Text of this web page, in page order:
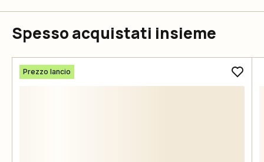
Spesso acquistati insieme
Prezzo lancio